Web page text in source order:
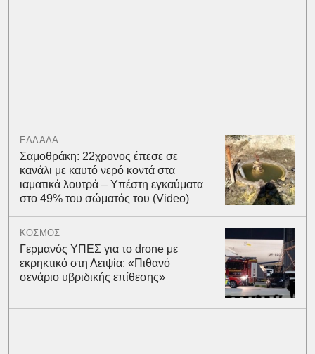
ΕΛΛΑΔΑ
Σαμοθράκη: 22χρονος έπεσε σε
κανάλι με καυτό νερό κοντά στα
ιαματικά λουτρά – Υπέστη εγκαύματα
στο 49% του σώματός του (Video)
ΚΟΣΜΟΣ
Γερμανός ΥΠΕΣ για το drone με
εκρηκτικό στη Λειψία: «Πιθανό
σενάριο υβριδικής επίθεσης»